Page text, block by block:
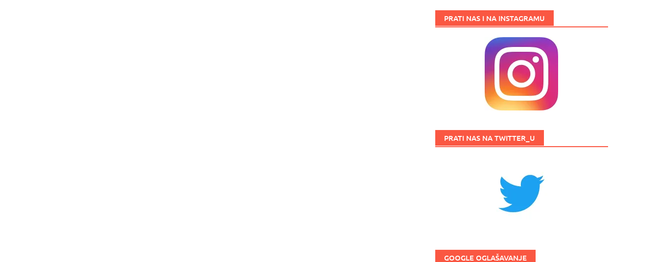
PRATI NAS I NA INSTAGRAMU
PRATI NAS NA TWITTER_U
GOOGLE OGLAŠAVANJE